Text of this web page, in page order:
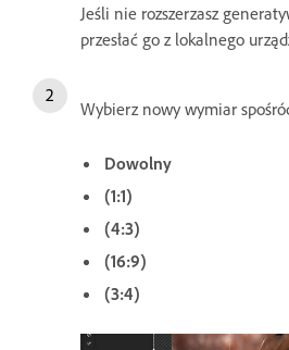
Jeśli nie rozszerzasz
przesłać go z lokalnego
Wybierz nowy wymiar
Dowolny
(1:1)
(4:3)
(16:9)
(3:4)